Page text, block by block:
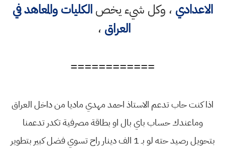
الاعدادي ، وكل شيء يخصالكليات والمعاهد في
العراق ،
============
اذا كنت حاب تدعم الاستاذ احمد مهدي ماديا من داخل العراق
وماعندك حساب باي بال او بطاقة مصرفية تكدر تدعمنا
بتحويل رصيد حته لو بـ 1 الف دينار راح تسوي فضل كبير بتطوير